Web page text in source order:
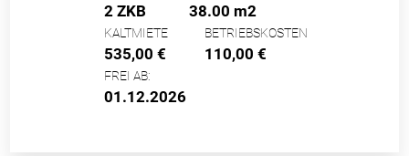
2 ZKB 38.00 m2
KALTMIETE
535,00 €
BETRIEBSKOSTEN
110,00 €
FREI AB:
01.12.2026